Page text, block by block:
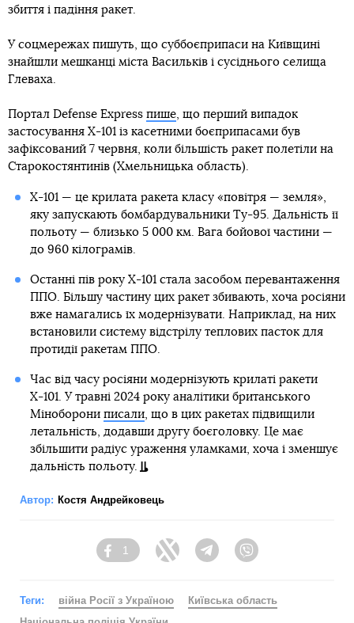
збиття і падіння ракет.
У соцмережах пишуть, що суббоєприпаси на Київщині
знайшли мешканці міста Васильків і сусіднього селища
Глеваха.
Портал Defense Express пише, що перший випадок
застосування Х-101 із касетними боєприпасами був
зафіксований 7 червня, коли більшість ракет полетіли на
Старокостянтинів (Хмельницька область).
Х-101 — це крилата ракета класу «повітря — земля»,
яку запускають бомбардувальники Ту-95. Дальність її
польоту — близько 5 000 км. Вага бойової частини —
до 960 кілограмів.
Останні пів року Х-101 стала засобом перевантаження
ППО. Більшу частину цих ракет збивають, хоча росіяни
вже намагались їх модернізувати. Наприклад, на них
встановили систему відстрілу теплових пасток для
протидії ракетам ППО.
Час від часу росіяни модернізують крилаті ракети
Х-101. У травні 2024 року аналітики британського
Міноборони писали, що в цих ракетах підвищили
летальність, додавши другу боєголовку. Це має
збільшити радіус ураження уламками, хоча і зменшує
дальність польоту.
Автор: Костя Андрейковець
Facebook
1
Twitter Telegram
Теги: війна Росії з Україною
Київська область